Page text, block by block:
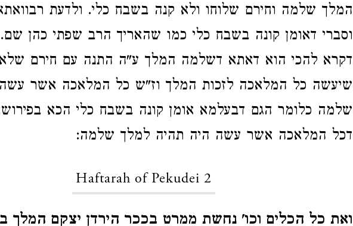
המלך שלמה וחירם שלוחו ולא קנה בשבח כלי. ולדעת
וסברי דאומן קונה בשבח כלי כמו שהאריך הרב שפתי כהן
דקרא להכי הוא דאתא דשלמה המלך ע"ה התנה עם חירם
שיעשה כל המלאכה לזכות המלך וז"ש כל המלאכה אשר
שלמה כלומר הגם דבעלמא אומן קונה בשבח כלי הכא
דכל המלאכה אשר עשה היה תהיה למלך שלמה:
Haftarah of Pekudei 2
ואת כל הכלים וכו' נחשת ממרט בככר הירדן יצקם המלך